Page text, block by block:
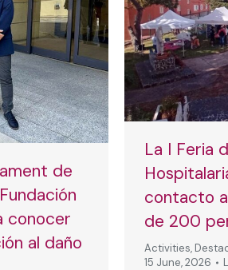
de
conocer
al daño
La I Feria
contacto
de 200
Activities,
15 June, 2026